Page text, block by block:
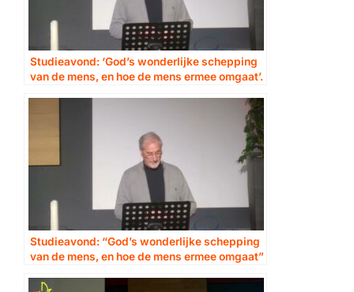
Studieavond: ‘God’s wonderlijke schepping
van de mens, en hoe de mens ermee omgaat’.
Studieavond: “God’s wonderlijke schepping
van de mens, en hoe de mens ermee omgaat”